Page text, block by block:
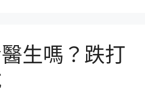
生嗎？跌打